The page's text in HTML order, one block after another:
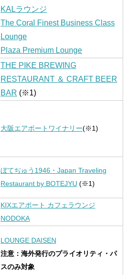
KALラウンジ
The Coral Finest Business Class
Lounge
Plaza Premium Lounge
THE PIKE BREWING
RESTAURANT ＆ CRAFT BEER
BAR (※1)
大阪エアポートワイナリー(※1)
ぼてぢゅう1946・Japan Traveling
Restaurant by BOTEJYU (※1)
KIXエアポート カフェラウンジ
NODOKA
LOUNGE DAISEN
注意：海外発行のプライオリティ・パ
スのみ対象